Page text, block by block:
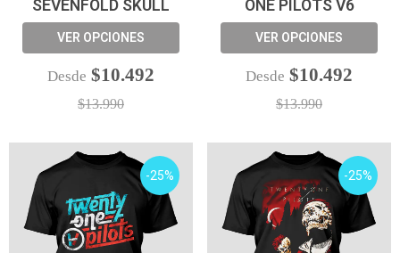
SEVENFOLD SKULL
VER OPCIONES
Desde $10.492
$13.990
ONE PILOTS V6
VER OPCIONES
Desde $10.492
$13.990
-25% -25%